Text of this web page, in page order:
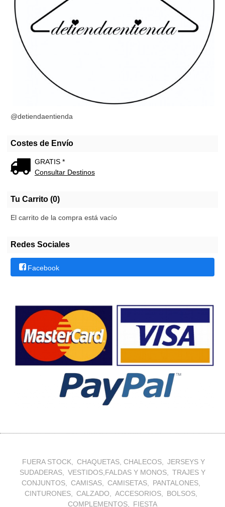
@detiendaentienda
Costes de Envío
GRATIS *
Consultar Destinos
Tu Carrito (0)
El carrito de la compra está vacío
Redes Sociales
Facebook
FUERA STOCK CHAQUETAS, CHALECOS
JERSEYS Y
SUDADERAS
VESTIDOS,FALDAS Y MONOS
TRAJES Y
CONJUNTOS
CAMISAS CAMISETAS
PANTALONES
CINTURONES
CALZADO ACCESORIOS
BOLSOS
COMPLEMENTOS
FIESTA